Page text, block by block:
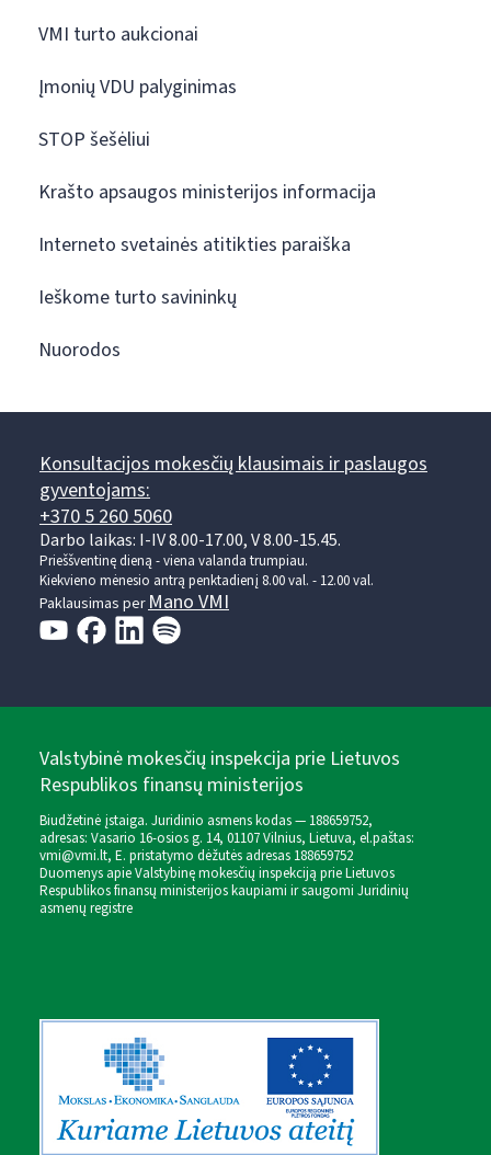
VMI turto aukcionai
Įmonių VDU palyginimas
STOP šešėliui
Krašto apsaugos ministerijos informacija
Interneto svetainės atitikties paraiška
Ieškome turto savininkų
Nuorodos
Konsultacijos mokesčių klausimais ir paslaugos
gyventojams:
+370 5 260 5060
Darbo laikas: I-IV 8.00-17.00, V 8.00-15.45.
Prieššventinę dieną - viena valanda trumpiau.
Kiekvieno mėnesio antrą penktadienį 8.00 val. - 12.00 val.
Paklausimas per Mano VMI
Valstybinė mokesčių inspekcija prie Lietuvos
Respublikos finansų ministerijos
Biudžetinė įstaiga. Juridinio asmens kodas — 188659752,
adresas: Vasario 16-osios g. 14, 01107 Vilnius, Lietuva, el.paštas:
vmi@vmi.lt, E. pristatymo dėžutės adresas 188659752
Duomenys apie Valstybinę mokesčių inspekciją prie Lietuvos
Respublikos finansų ministerijos kaupiami ir saugomi Juridinių
asmenų registre